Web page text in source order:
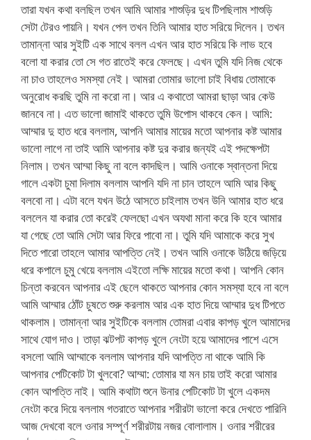
তারা যখন কথা বলছিল তখন আমি আমার শাশুড়ির দুধ টিপছিলাম শাশুড়ি
সেটা টেরও পায়নি। যখন পেল তখন তিনি আমার হাত সরিয়ে দিলেন। তখন
তামান্না আর সুইটি এক সাথে বলল এখন আর হাত সরিয়ে কি লাভ হবে
বলো যা করার তো সে গত রাতেই করে ফেলছে। এখন তুমি যদি নিজ থেকে
না চাও তাহলেও সমস্যা নেই। আমরা তোমার ভালো চাই বিধায় তোমাকে
অনুরোধ করছি তুমি না করো না। আর এ কথাতো আমরা ছাড়া আর কেউ
জানবে না। এত ভালো জামাই থাকতে তুমি উপোস থাকবে কেন। আমি:
আম্মার দু হাত ধরে বললাম, আপনি আমার মায়ের মতো আপনার কষ্ট আমার
ভালো লাগে না তাই আমি আপনার কষ্ট দুর করার জন্যই এই পদক্ষেপটা
নিলাম। তখন আম্মা কিছু না বলে কাদছিল। আমি ওনাকে স্বান্তনা দিয়ে
গালে একটা চুমা দিলাম বললাম আপনি যদি না চান তাহলে আমি আর কিছু
বলবো না। এটা বলে যখন উঠে আসতে চাইলাম তখন উনি আমার হাত ধরে
বললেন যা করার তো করেই ফেলছো এখন অযথা মানা করে কি হবে আমার
যা গেছে তো আমি সেটা আর ফিরে পাবো না। তুমি যদি আমাকে করে সুখ
দিতে পারো তাহলে আমার আপত্তি নেই। তখন আমি ওনাকে উঠিয়ে জড়িয়ে
ধরে কপালে চুমু খেয়ে বললাম এইতো লক্ষি মায়ের মতো কথা। আপনি কোন
চিন্তা করবেন আপনার এই ছেলে থাকতে আপনার কোন সমস্যা হবে না বলে
আমি আম্মার ঠোঁট চুষতে শুরু করলাম আর এক হাত দিয়ে আম্মার দুধ টিপতে
থাকলাম। তামান্না আর সুইটিকে বললাম তোমরা এবার কাপড় খুলে আমাদের
সাথে যোগ দাও। তাড়া ঝটপট কাপড় খুলে নেংটা হয়ে আমাদের পাশে এসে
বসলো আমি আম্মাকে বললাম আপনার যদি আপত্তি না থাকে আমি কি
আপনার পেটিকোট টা খুলবো? আম্মা: তোমার যা মন চায় তাই করো আমার
কোন আপত্তি নাই। আমি কথাটা শুনে উনার পেটিকোট টা খুলে একদম
নেংটা করে দিয়ে বললাম গতরাতে আপনার শরীরটা ভালো করে দেখতে পারিনি
আজ দেখবো বলে ওনার সম্পূর্ণ শরীরটায় নজর বোলালাম। ওনার শরীরের